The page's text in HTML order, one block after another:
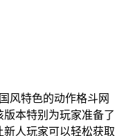
风特色的动作格斗网
本特别为玩家准备了
人玩家可以轻松获取